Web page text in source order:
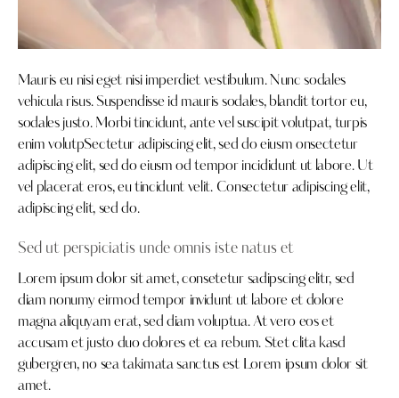
Mauris eu nisi eget nisi imperdiet vestibulum. Nunc sodales
vehicula risus. Suspendisse id mauris sodales, blandit tortor eu,
sodales justo. Morbi tincidunt, ante vel suscipit volutpat, turpis
enim volutpSectetur adipiscing elit, sed do eiusm onsectetur
adipiscing elit, sed do eiusm od tempor incididunt ut labore. Ut
vel placerat eros, eu tincidunt velit. Consectetur adipiscing elit,
adipiscing elit, sed do.
Sed ut perspiciatis unde omnis iste natus et
Lorem ipsum dolor sit amet, consetetur sadipscing elitr, sed
diam nonumy eirmod tempor invidunt ut labore et dolore
magna aliquyam erat, sed diam voluptua. At vero eos et
accusam et justo duo dolores et ea rebum. Stet clita kasd
gubergren, no sea takimata sanctus est Lorem ipsum dolor sit
amet.